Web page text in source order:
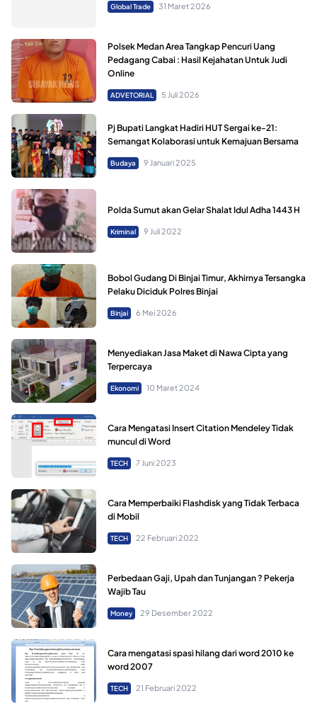
Global Trade 31 Maret 2026
Polsek Medan Area Tangkap Pencuri Uang
Pedagang Cabai : Hasil Kejahatan Untuk Judi
Online
ADVETORIAL 5 Juli 2026
Pj Bupati Langkat Hadiri HUT Sergai ke-21:
Semangat Kolaborasi untuk Kemajuan Bersama
Budaya 9 Januari 2025
Polda Sumut akan Gelar Shalat Idul Adha 1443 H
Kriminal 9 Juli 2022
Bobol Gudang Di Binjai Timur, Akhirnya Tersangka
Pelaku Diciduk Polres Binjai
Binjai 6 Mei 2026
Menyediakan Jasa Maket di Nawa Cipta yang
Terpercaya
Ekonomi 10 Maret 2024
Cara Mengatasi Insert Citation Mendeley Tidak
muncul di Word
TECH 7 Juni 2023
Cara Memperbaiki Flashdisk yang Tidak Terbaca
di Mobil
TECH 22 Februari 2022
Perbedaan Gaji, Upah dan Tunjangan ? Pekerja
Wajib Tau
Money 29 Desember 2022
Cara mengatasi spasi hilang dari word 2010 ke
word 2007
TECH 21 Februari 2022